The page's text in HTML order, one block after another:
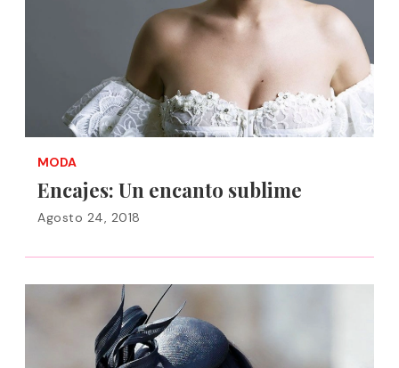
MODA
Encajes: Un encanto sublime
Agosto 24, 2018